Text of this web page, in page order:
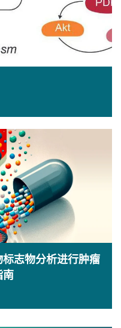
志物分析进行肿瘤
南